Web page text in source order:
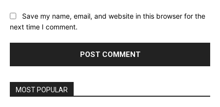
Save my name, email, and website in this browser for the
next time I comment.
MOST POPULAR